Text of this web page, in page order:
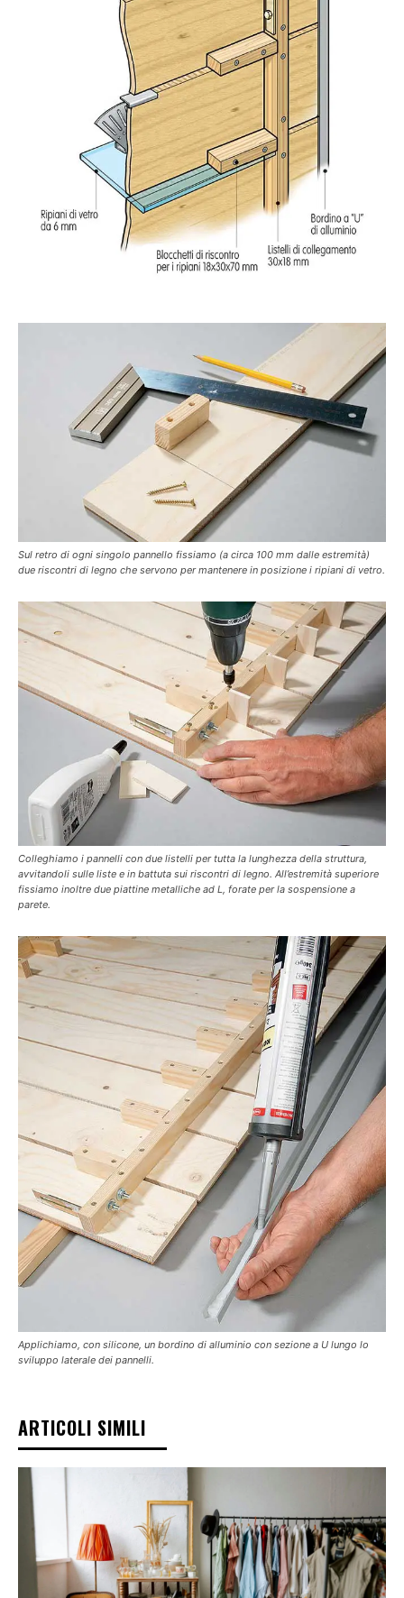
Sul retro di ogni singolo pannello fissiamo (a circa 100 mm dalle estremità)
due riscontri di legno che servono per mantenere in posizione i ripiani di vetro.
Colleghiamo i pannelli con due listelli per tutta la lunghezza della struttura,
avvitandoli sulle liste e in battuta sui riscontri di legno. All’estremità superiore
fissiamo inoltre due piattine metalliche ad L, forate per la sospensione a
parete.
Applichiamo, con silicone, un bordino di alluminio con sezione a U lungo lo
sviluppo laterale dei pannelli.
ARTICOLI SIMILI